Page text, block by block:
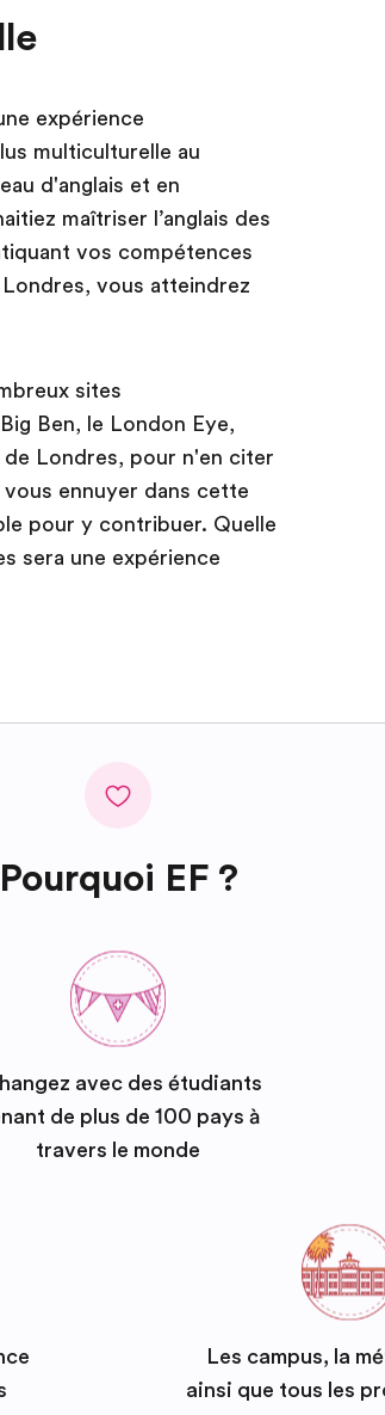
expérience
multiculturelle au
d'anglais et en
maîtriser l’anglais des
vos compétences
vous atteindrez
sites
Ben, le London Eye,
de Londres, pour n'en citer
vous ennuyer dans cette
pour y contribuer. Quelle
sera une expérience
Pourquoi EF ?
avec des étudiants
de plus de 100 pays à
travers le monde
Les campus, la
ainsi que tous les